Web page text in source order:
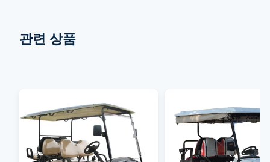
관련 상품